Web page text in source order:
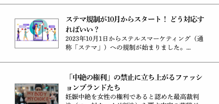
ステマ規制が10月からスタート！ どう対応す
ればいい？
2023年10月1日からステルスマーケティング（通
称「ステマ」）への規制が始まりました。...
「中絶の権利」の禁止に立ち上がるファッシ
ョンブランドたち
妊娠中絶を女性の権利であると認めた最高裁判